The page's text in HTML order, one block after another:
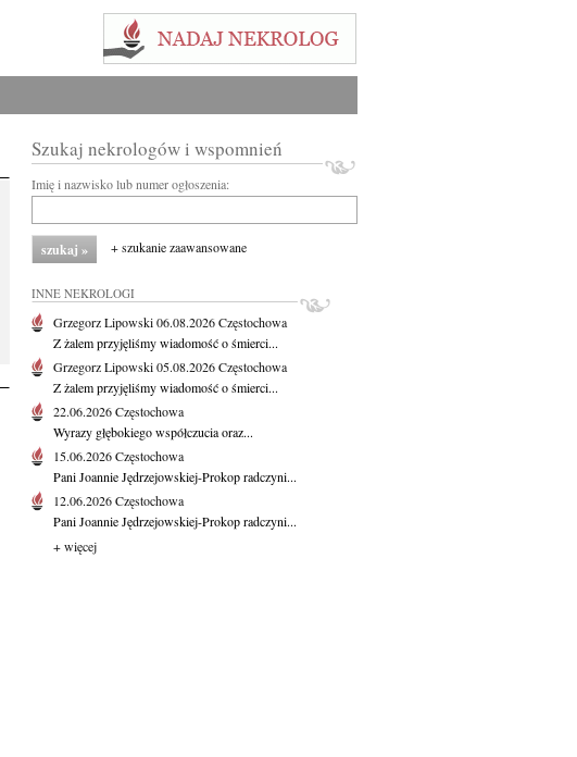
Szukaj nekrologów i wspomnień
Imię i nazwisko lub numer ogłoszenia:
+ szukanie zaawansowane
INNE NEKROLOGI
Grzegorz Lipowski06.08.2026Częstochowa
Z żalem przyjęliśmy wiadomość o śmierci...
Grzegorz Lipowski05.08.2026Częstochowa
Z żalem przyjęliśmy wiadomość o śmierci...
22.06.2026Częstochowa
Wyrazy głębokiego współczucia oraz...
15.06.2026Częstochowa
Pani Joannie Jędrzejowskiej-Prokop radczyni...
12.06.2026Częstochowa
Pani Joannie Jędrzejowskiej-Prokop radczyni...
+ więcej